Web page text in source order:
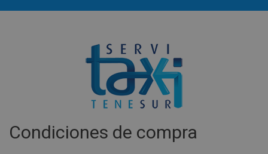
Condiciones de compra